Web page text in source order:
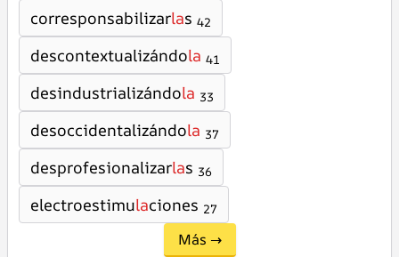
corresponsabilizarlas 42
descontextualizándola 41
desindustrializándola 33
desoccidentalizándola 37
desprofesionalizarlas 36
electroestimulaciones 27
Más →